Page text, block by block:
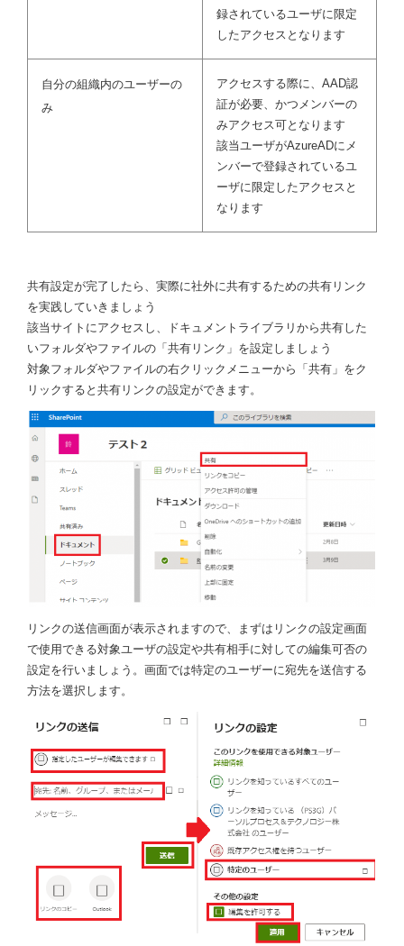
録されているユーザに限定
したアクセスとなります
自分の組織内のユーザーの
み
アクセスする際に、AAD認
証が必要、かつメンバーの
みアクセス可となります
該当ユーザがAzureADにメ
ンバーで登録されているユ
ーザに限定したアクセスと
なります
共有設定が完了したら、実際に社外に共有するための共有リンク
を実践していきましょう
該当サイトにアクセスし、ドキュメントライブラリから共有した
いフォルダやファイルの「共有リンク」を設定しましょう
対象フォルダやファイルの右クリックメニューから「共有」をク
リックすると共有リンクの設定ができます。
リンクの送信画面が表示されますので、まずはリンクの設定画面
で使用できる対象ユーザの設定や共有相手に対しての編集可否の
設定を行いましょう。画面では特定のユーザーに宛先を送信する
方法を選択します。